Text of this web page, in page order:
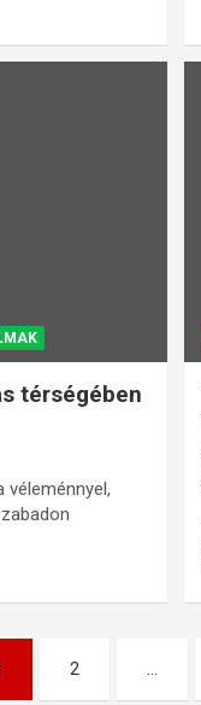
térségében
véleménnyel,
2 …